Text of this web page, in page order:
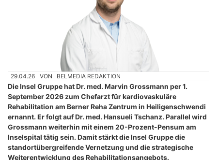
29.04.26 VON BELMEDIA REDAKTION
Die Insel Gruppe hat Dr. med. Marvin Grossmann per 1.
September 2026 zum Chefarzt für kardiovaskuläre
Rehabilitation am Berner Reha Zentrum in Heiligenschwendi
ernannt. Er folgt auf Dr. med. Hansueli Tschanz. Parallel wird
Grossmann weiterhin mit einem 20-Prozent-Pensum am
Inselspital tätig sein. Damit stärkt die Insel Gruppe die
standortübergreifende Vernetzung und die strategische
Weiterentwicklung des Rehabilitationsangebots.